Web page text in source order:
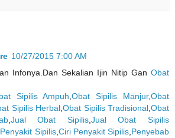
10/27/2015 7:00 AM
Infonya.Dan Sekalian Ijin Nitip Gan Obat
Sipilis Ampuh ,Obat Sipilis Manjur,Obat
Sipilis Herbal ,Obat Sipilis Tradisional ,Obat
, Jual Obat Sipilis, Jual Obat Sipilis
Sipilis, Ciri Penyakit Sipilis Penyebab